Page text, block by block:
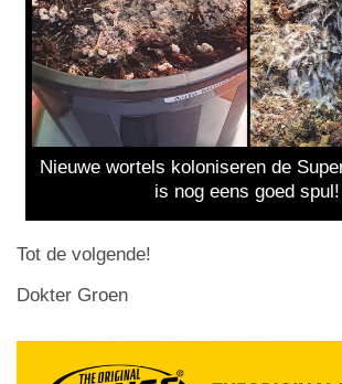
Nieuwe wortels koloniseren de
is nog eens goed spul!
Tot de volgende!
Dokter Groen